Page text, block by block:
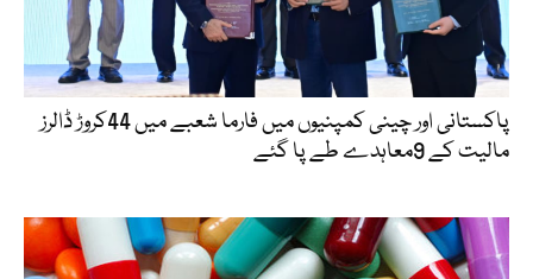
پاکستانی اور چینی کمپنیوں میں فارما شعبے میں 44کروڑ ڈالرز
مالیت کے 9معاہدے طے پا گئے